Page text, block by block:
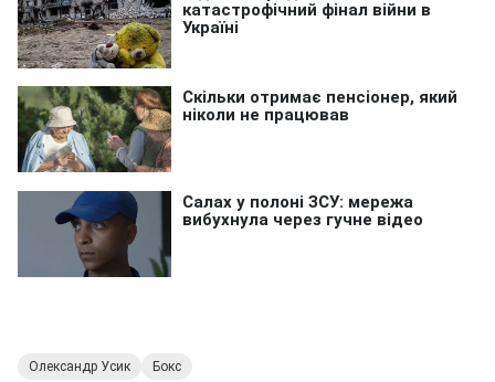
Олександр Усик Бокс